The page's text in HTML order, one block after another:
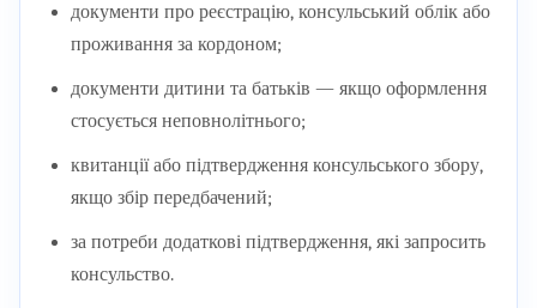
документи про реєстрацію, консульський облік або
проживання за кордоном;
документи дитини та батьків — якщо оформлення
стосується неповнолітнього;
квитанції або підтвердження консульського збору,
якщо збір передбачений;
за потреби додаткові підтвердження, які запросить
консульство.